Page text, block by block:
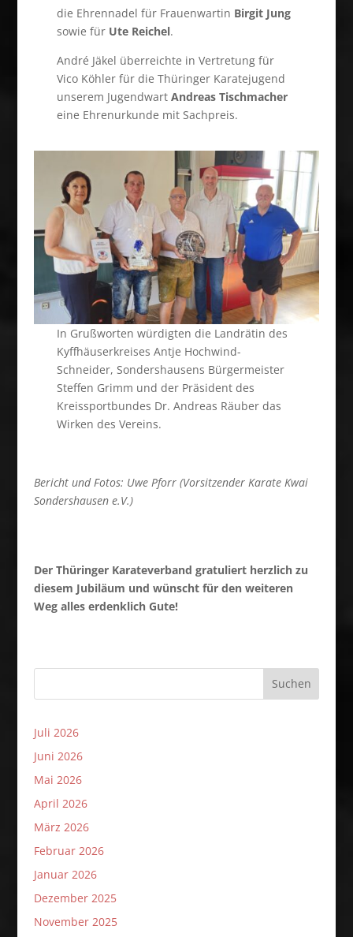
die Ehrennadel für Frauenwartin Birgit Jung
sowie für Ute Reichel.
André Jäkel überreichte in Vertretung für
Vico Köhler für die Thüringer Karatejugend
unserem Jugendwart Andreas Tischmacher
eine Ehrenurkunde mit Sachpreis.
In Grußworten würdigten die Landrätin des
Kyffhäuserkreises Antje Hochwind-
Schneider, Sondershausens Bürgermeister
Steffen Grimm und der Präsident des
Kreissportbundes Dr. Andreas Räuber das
Wirken des Vereins.
Bericht und Fotos: Uwe Pforr (Vorsitzender Karate Kwai
Sondershausen e.V.)
Der Thüringer Karateverband gratuliert herzlich zu
diesem Jubiläum und wünscht für den weiteren
Weg alles erdenklich Gute!
Suchen
Juli 2026
Juni 2026
Mai 2026
April 2026
März 2026
Februar 2026
Januar 2026
Dezember 2025
November 2025